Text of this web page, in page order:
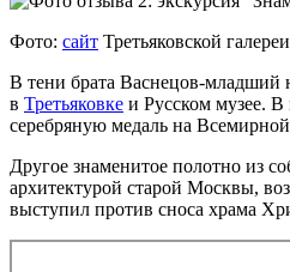
Фото: сайт Третьяковской галереи
В тени брата
в Третьяковке и Русском музее. В
серебряную медаль на
Другое знаменитое полотно из
архитектурой старой Москвы,
выступил против сноса храма